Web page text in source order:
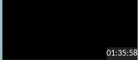
01:35:58